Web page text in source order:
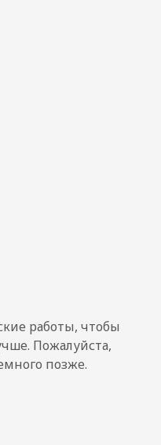
работы, чтобы
Пожалуйста,
позже.